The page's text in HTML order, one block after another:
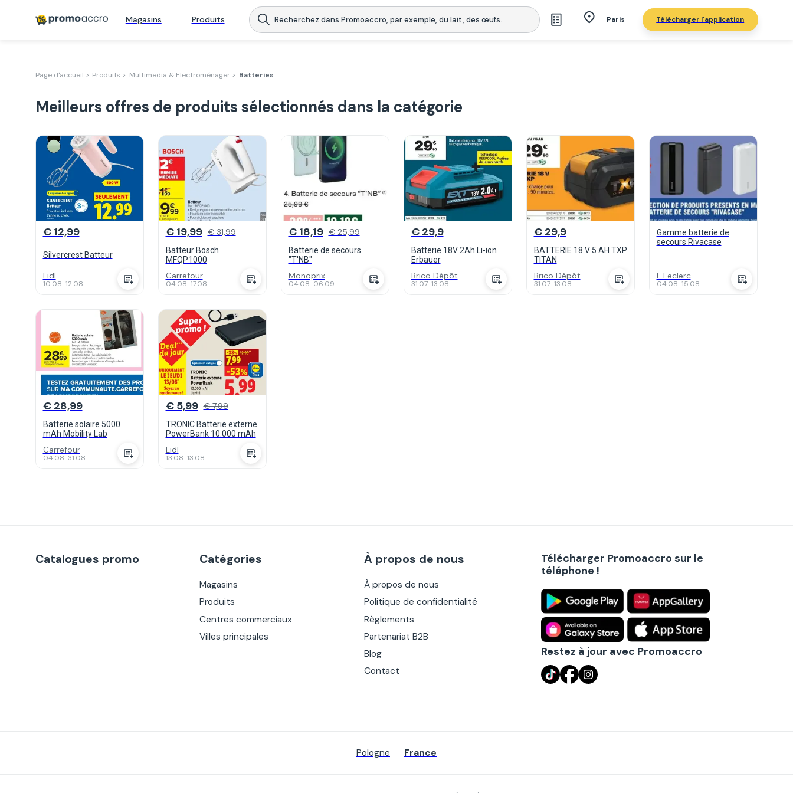
Magasins Produits Paris Télécharger l'application
Page d'accueil > Produits > Multimedia & Electroménager > Batteries
Meilleurs offres de produits sélectionnés dans la catégorie
€ 12,99
Silvercrest Batteur
Lidl
10.08-12.08
€ 19,99 € 31,99
Batteur Bosch
MFQP1000
Carrefour
04.08-17.08
€ 18,19 € 25,99
Batterie de secours
"T'NB"
Monoprix
04.08-06.09
€ 29,9
Batterie 18V 2Ah Li-ion
Erbauer
Brico Dépôt
31.07-13.08
€ 29,9
BATTERIE 18 V 5 AH TXP
TITAN
Brico Dépôt
31.07-13.08
Gamme batterie de
secours Rivacase
E.Leclerc
04.08-15.08
€ 28,99
Batterie solaire 5000
mAh Mobility Lab
Carrefour
04.08-31.08
€ 5,99 € 7,99
TRONIC Batterie externe
PowerBank 10.000 mAh
Lidl
13.08-13.08
Catalogues promo Catégories
Magasins
Produits
Centres commerciaux
Villes principales
À propos de nous
À propos de nous
Politique de confidentialité
Règlements
Partenariat B2B
Blog
Contact
Télécharger Promoaccro sur le
téléphone !
Restez à jour avec Promoaccro
Pologne France